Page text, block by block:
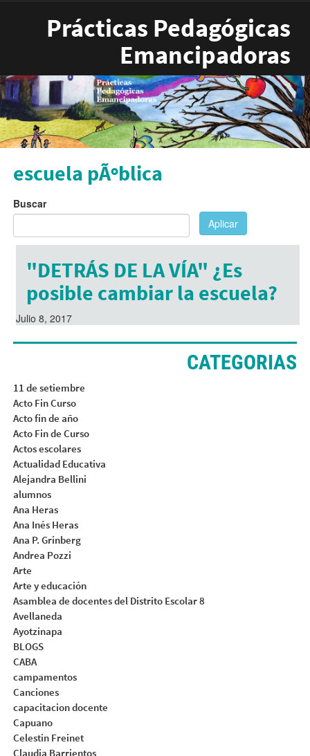
Prácticas Pedagógicas
Emancipadoras
escuela pÃºblica
Buscar
Aplicar
"DETRÁS DE LA VÍA" ¿Es
posible cambiar la escuela?
Julio 8, 2017
CATEGORIAS
11 de setiembre
Acto Fin Curso
Acto fin de año
Acto Fin de Curso
Actos escolares
Actualidad Educativa
Alejandra Bellini
alumnos
Ana Heras
Ana Inés Heras
Ana P. Grinberg
Andrea Pozzi
Arte
Arte y educación
Asamblea de docentes del Distrito Escolar 8
Avellaneda
Ayotzinapa
BLOGS
CABA
campamentos
Canciones
capacitacion docente
Capuano
Celestin Freinet
Claudia Barrientos